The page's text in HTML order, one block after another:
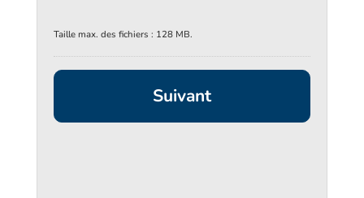
Taille max. des fichiers : 128 MB.